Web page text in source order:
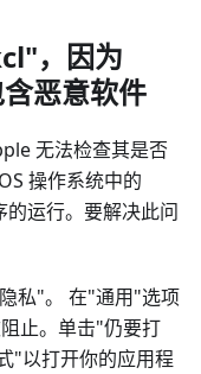
，因为
恶意软件
无法检查其是否
操作系统中的
运行。要解决此问
私"。 在"通用"选项
止。单击"仍要打
"以打开你的应用程